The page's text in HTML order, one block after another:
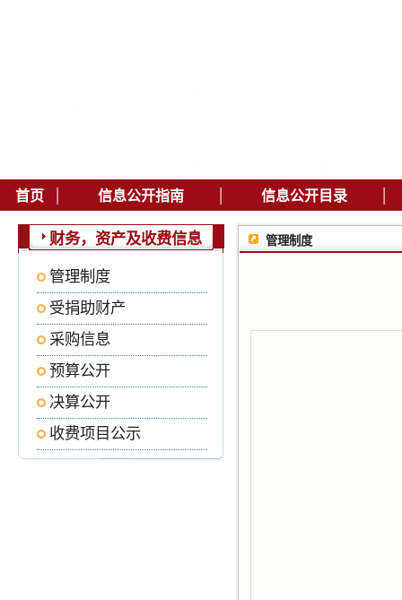
首页 | 信息公开指南 | 信息公开目录 |
财务，资产及收费信息
管理制度
受捐助财产
采购信息
预算公开
决算公开
收费项目公示
管理制度